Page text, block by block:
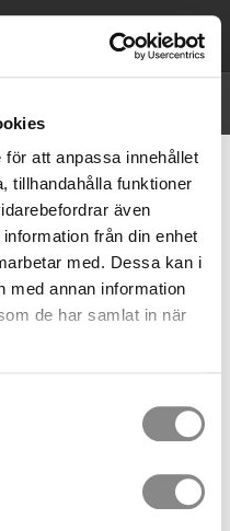
att anpassa innehållet
tillhandahålla funktioner
även
från din enhet
med. Dessa kan i
med annan information
de har samlat in när
0,00 SEK
Priser visasexkl. moms
(EN 358)
- EN358